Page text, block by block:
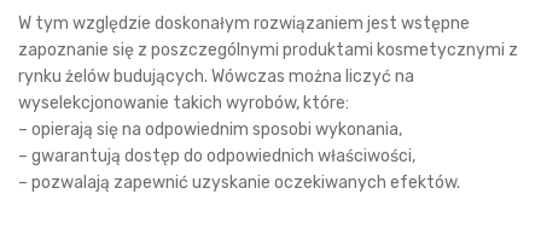
W tym względzie doskonałym rozwiązaniem jest wstępne
zapoznanie się z poszczególnymi produktami kosmetycznymi z
rynku żelów budujących. Wówczas można liczyć na
wyselekcjonowanie takich wyrobów, które:
– opierają się na odpowiednim sposobi wykonania,
– gwarantują dostęp do odpowiednich właściwości,
– pozwalają zapewnić uzyskanie oczekiwanych efektów.